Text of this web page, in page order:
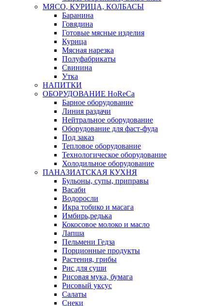
МЯСО, КУРИЦА, КОЛБАСЫ
Баранина
Говядина
Готовые мясные изделия
Курица
Мясная нарезка
Полуфабрикаты
Свинина
Утка
НАПИТКИ
ОБОРУДОВАНИЕ HoReCa
Барное оборудование
Линия раздачи
Нейтральное оборудование
Оборудование для фаст-фуда
Под заказ
Тепловое оборудование
Технологическое оборудование
Холодильное оборудование
ПАНАЗИАТСКАЯ КУХНЯ
Бульоны, супы, приправы
Васаби
Водоросли
Икра тобико и масага
Имбирь,редька
Кокосовое молоко и масло
Лапша
Пельмени Гедза
Порционные продукты
Растения, грибы
Рис для суши
Рисовая мука, бумага
Рисовый уксус
Салаты
Снеки